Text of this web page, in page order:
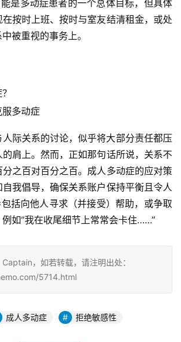
能是多动症患者的一个总体目标，但具体
按时上班、按时与室友结清租金，或处
被重视的事务上。
多动症
际关系的讨论，似乎将大部分责任都压
肩上。然而，正如那句话所说，关系不
之百对百分之百。成人多动症的应对策
我倡导，确保关系账户保持平衡且令人
括向他人寻求（并接受）帮助，或争取
如”我在收尾细节上常常会卡住……”
，如若转载，请注明出处：
5714.html
成人多动症 拒绝敏感性